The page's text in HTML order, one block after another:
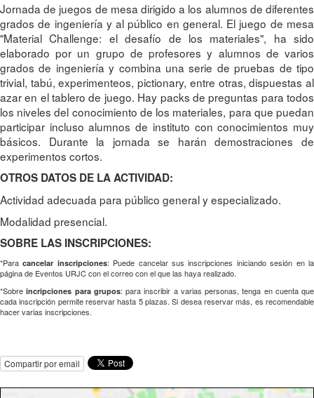
Jornada de juegos de mesa dirigido a los alumnos de diferentes
grados de ingeniería y al público en general. El juego de mesa
"Material Challenge: el desafío de los materiales", ha sido
elaborado por un grupo de profesores y alumnos de varios
grados de ingeniería y combina una serie de pruebas de tipo
trivial, tabú, experimenteos, pictionary, entre otras, dispuestas al
azar en el tablero de juego. Hay packs de preguntas para todos
los niveles del conocimiento de los materiales, para que puedan
participar incluso alumnos de instituto con conocimientos muy
básicos. Durante la jornada se harán demostraciones de
experimentos cortos.
OTROS DATOS DE LA ACTIVIDAD:
Actividad adecuada para público general y especializado.
Modalidad presencial.
SOBRE LAS INSCRIPCIONES:
*Para cancelar inscripciones: Puede cancelar sus inscripciones iniciando sesión en la
página de Eventos URJC con el correo con el que las haya realizado.
*Sobreincripciones para grupos: para inscribir a varias personas, tenga en cuenta que
cada inscripción permite reservar hasta 5 plazas. Si desea reservar más, es recomendable
hacer varias inscripciones.
Compartir por email